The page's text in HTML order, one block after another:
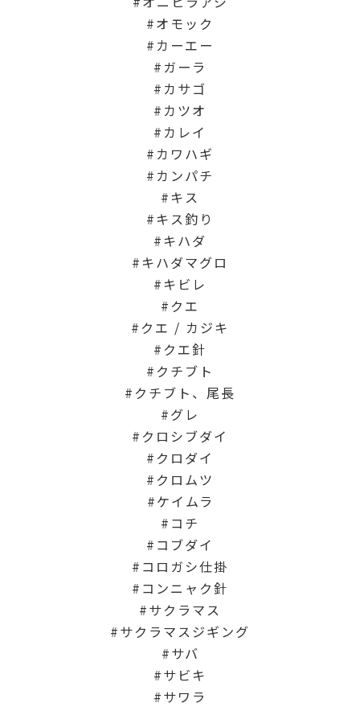
オモック
カーエー
ガーラ
カサゴ
カツオ
カレイ
カワハギ
カンパチ
キス
キス釣り
キハダ
キハダマグロ
キビレ
クエ
クエ / カジキ
クエ針
クチブト
クチブト、尾長
グレ
クロシブダイ
クロダイ
クロムツ
ケイムラ
コチ
コブダイ
コロガシ仕掛
コンニャク針
サクラマス
サクラマスジギング
サバ
サビキ
サワラ